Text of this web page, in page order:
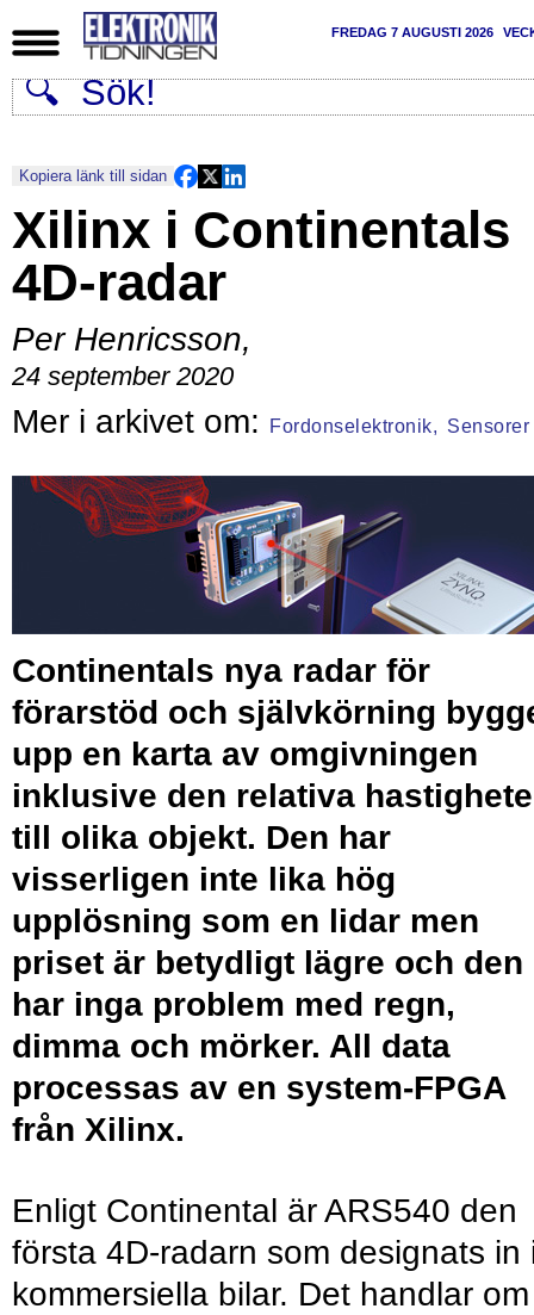
FREDAG 7 AUGUSTI 2026
Kopiera länk till sidan
Xilinx i Continentals
4D-radar
Per Henricsson,
24 september 2020
Fordonselektronik, Sensorer
Continentals nya radar för
förarstöd och självkörning
upp en karta av omgivningen
inklusive den relativa
till olika objekt. Den har
visserligen inte lika hög
upplösning som en lidar men
priset är betydligt lägre och den
har inga problem med regn,
dimma och mörker. All data
processas av en system-FPGA
från Xilinx.
Enligt Continental är ARS540 den
första 4D-radarn som designats in
kommersiella bilar. Det handlar om